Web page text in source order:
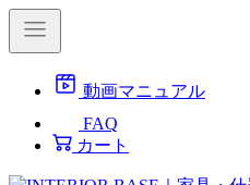
動画マニュアル
FAQ
カート